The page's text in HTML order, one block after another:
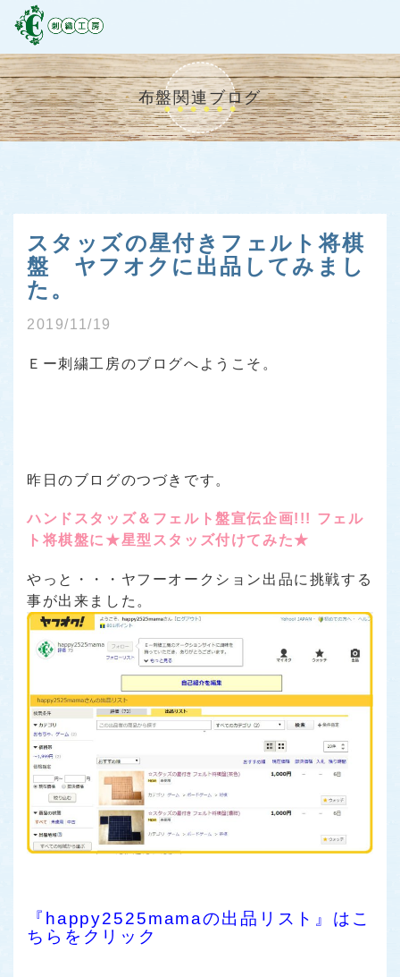
布盤関連ブログ
スタッズの星付きフェルト将棋
盤 ヤフオクに出品してみまし
た。
2019/11/19
Ｅー刺繍工房のブログへようこそ。
昨日のブログのつづきです。
ハンドスタッズ＆フェルト盤宣伝企画!!! フェル
ト将棋盤に★星型スタッズ付けてみた★
やっと・・・ヤフーオークション出品に挑戦する
事が出来ました。
『happy2525mamaの出品リスト』はこ
ちらをクリック